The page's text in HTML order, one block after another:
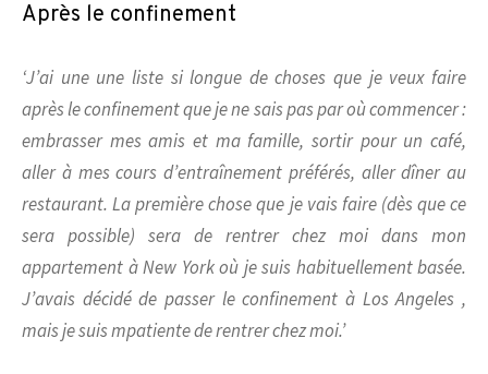
Après le confinement
‘J’ai une une liste si longue de choses que je veux faire
après le confinement que je ne sais pas par où commencer :
embrasser mes amis et ma famille, sortir pour un café,
aller à mes cours d’entraînement préférés, aller dîner au
restaurant. La première chose que je vais faire (dès que ce
sera possible) sera de rentrer chez moi dans mon
appartement à New York où je suis habituellement basée.
J’avais décidé de passer le confinement à Los Angeles ,
mais je suis mpatiente de rentrer chez moi.’